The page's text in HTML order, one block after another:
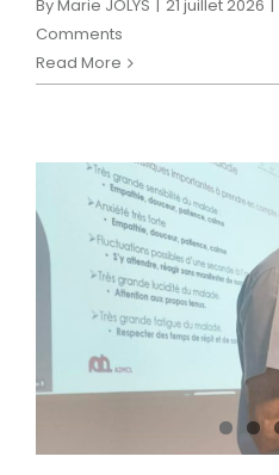
ByMarie JOLYS | 21 juillet 2026 |
Comments
Read More